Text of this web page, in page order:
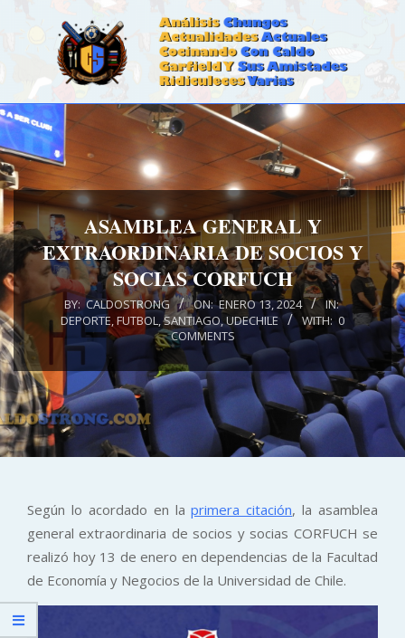
CALDOSTRONG.COM
Primary
Navigation
Menu
ASAMBLEA GENERAL Y
EXTRAORDINARIA DE SOCIOS Y
SOCIAS CORFUCH
BY: CALDOSTRONG ON: ENERO 13, 2024
IN:
DEPORTE ,FUTBOL ,SANTIAGO,UDECHILE WITH: 0
COMMENTS
Según lo acordado en laprimera citación, la asamblea
general extraordinaria de socios y socias CORFUCH se
realizó hoy 13 de enero en dependencias de la Facultad
de Economía y Negocios de la Universidad de Chile.